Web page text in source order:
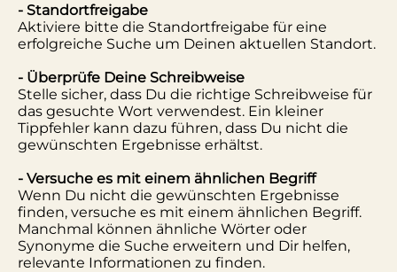
- Standortfreigabe
Aktiviere bitte die Standortfreigabe für eine
erfolgreiche Suche um Deinen aktuellen Standort.
- Überprüfe Deine Schreibweise
Stelle sicher, dass Du die richtige Schreibweise für
das gesuchte Wort verwendest. Ein kleiner
Tippfehler kann dazu führen, dass Du nicht die
gewünschten Ergebnisse erhältst.
- Versuche es mit einem ähnlichen Begriff
Wenn Du nicht die gewünschten Ergebnisse
finden, versuche es mit einem ähnlichen Begriff.
Manchmal können ähnliche Wörter oder
Synonyme die Suche erweitern und Dir helfen,
relevante Informationen zu finden.